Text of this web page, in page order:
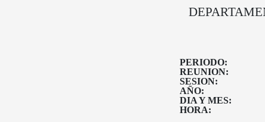
PERIODO:
REUNION:
SESION:
AÑO:
DIA Y MES:
HORA: